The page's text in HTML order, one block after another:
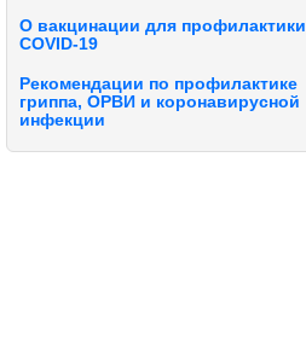
О вакцинации для профилактики
COVID-19
Рекомендации по профилактике
гриппа, ОРВИ и коронавирусной
инфекции